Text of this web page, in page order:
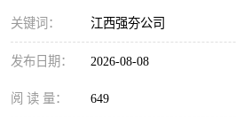
关键词： 江西强夯公司
发布日期： 2026-08-08
阅 读 量： 649